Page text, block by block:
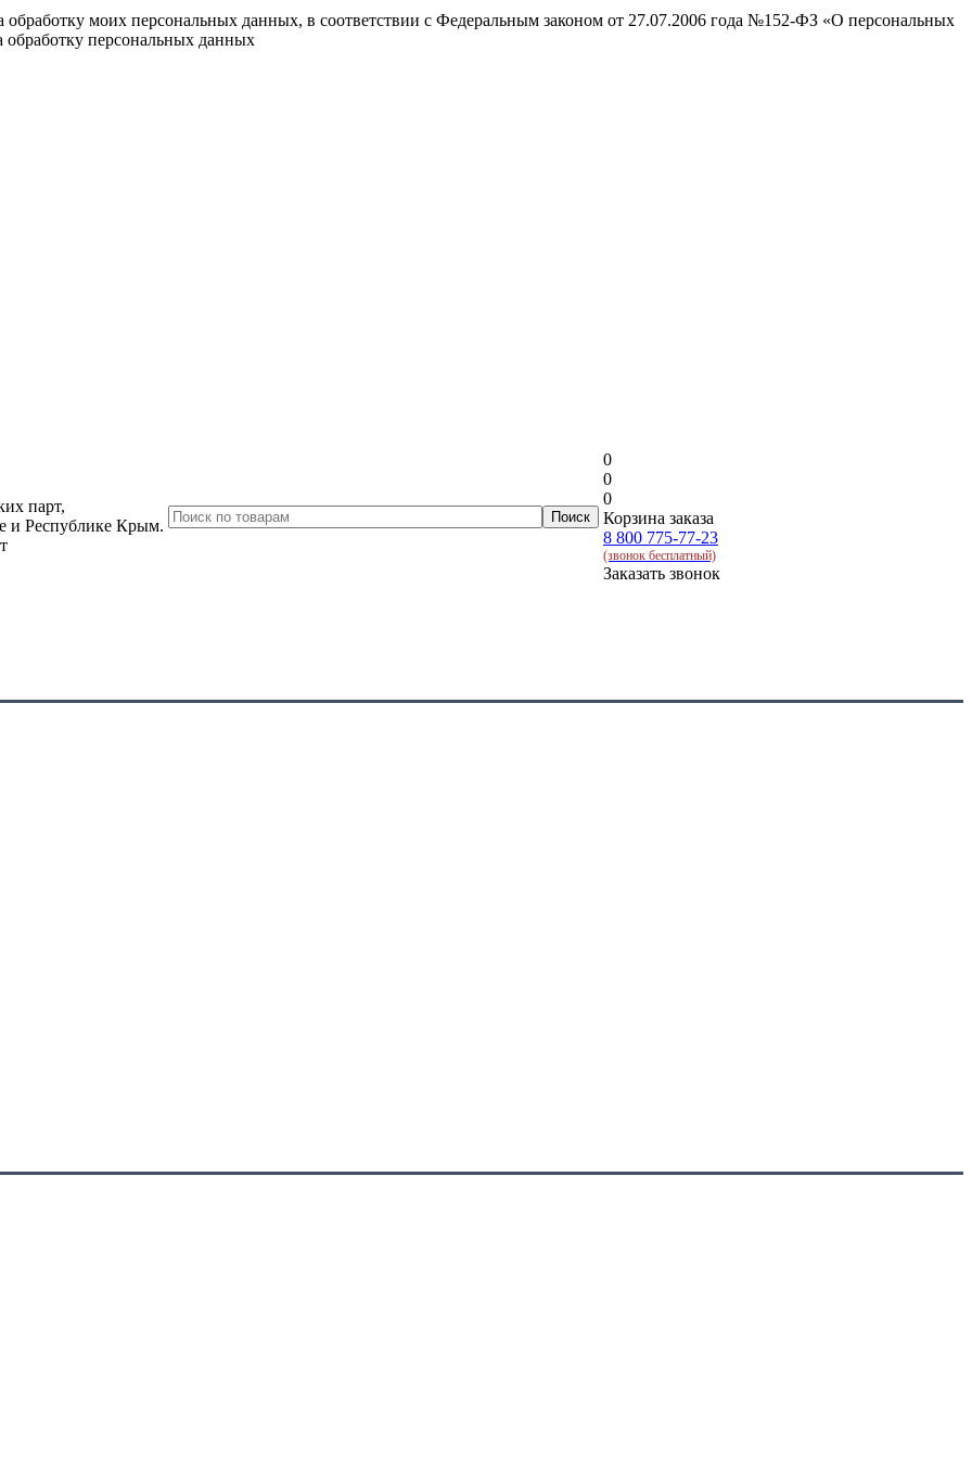
моих персональных данных, в соответствии с Федеральным законом от 27.07.2006 года №152-ФЗ «О персональных
персональных данных
парт,
и Республике Крым.
0
0
0
Корзина заказа
8 800 775-77-23
(звонок бесплатный)
Заказать звонок